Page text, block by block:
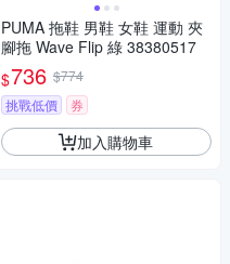
PUMA 拖鞋 男鞋 女鞋 運動 夾
腳拖 Wave Flip 綠 38380517
$736 $774
挑戰低價
券
加入購物車